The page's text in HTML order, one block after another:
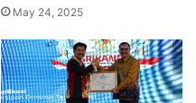
May 24, 2025